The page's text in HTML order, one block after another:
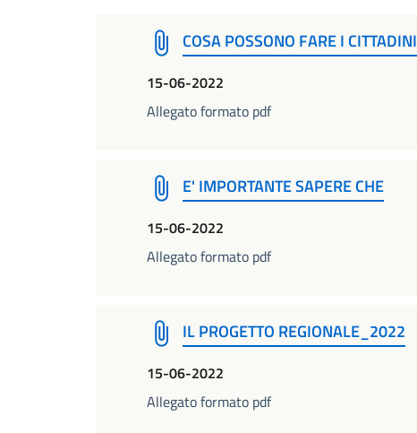
COSA POSSONO FARE I CITTADINI
15-06-2022
Allegato formato pdf
E' IMPORTANTE SAPERE CHE
15-06-2022
Allegato formato pdf
IL PROGETTO REGIONALE_2022
15-06-2022
Allegato formato pdf